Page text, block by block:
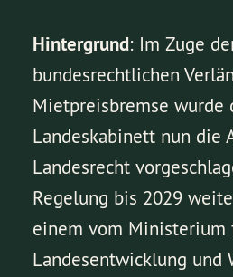
Hintergrund: Im Zuge
bundesrechtlichen
Mietpreisbremse wurde
Landeskabinett nun die
Landesrecht
Regelung bis 2029
einem vom Ministerium
Landesentwicklung und